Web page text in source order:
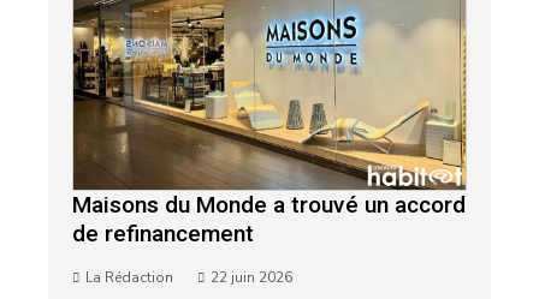
Maisons du Monde a trouvé un accord
de refinancement
La Rédaction 22 juin 2026